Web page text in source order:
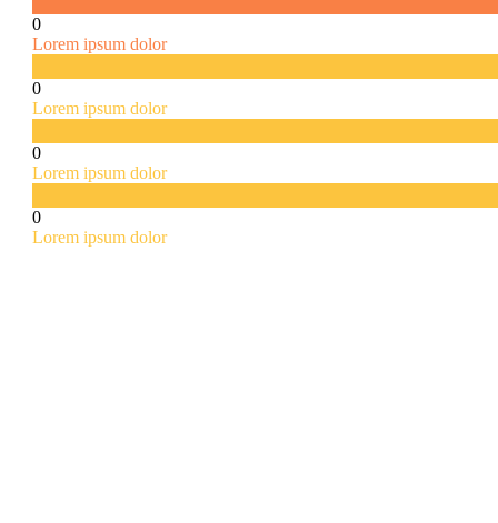
0
Lorem ipsum dolor
0
Lorem ipsum dolor
0
Lorem ipsum dolor
0
Lorem ipsum dolor